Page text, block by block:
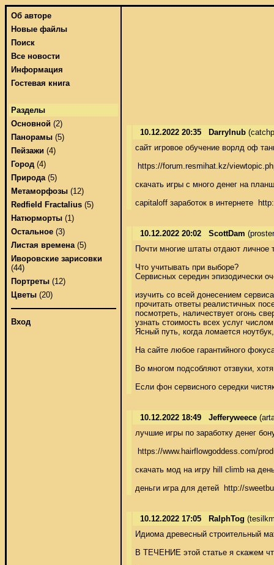
Об авторе
Новые файлы
Поиск
Все новости
Информация
Гостевая книга
Разделы
Основной (2)
Панорамы (5)
Пейзажи (4)
Город (4)
Природа(5)
Метаморфозы (12)
Redfield Fractalius (5)
Натюрморты (1)
Остальное (3)
Листая времена(5)
Иворовские зарисовки
(44)
Портреты (12)
Цветы (20)
Вход
10.12.2022 20:35 Darrylnub
сайт игровое обучение ворлд оф
https://forum.resmihat.kz/
скачать игры с много денег на
capitaloff заработок в интернете
10.12.2022 20:02 ScottDam
Почти многие штаты отдают личное
Что учитывать при выборе?
Сервисных середин эпизодически
изучить со всей донесением
прочитать ответы реалистичных
посмотреть, наличествует огонь
узнать стоимость всех услуг
Ясный путь, когда ломается
На сайте любое гарантийного
Во многом подсобляют отзвуки,
Если фон сервисного середки
10.12.2022 18:49 Jefferyweece
лучшие игры по заработку денег
https://www.hairflowgoddess.com/
скачать мод на игру hill climb на
деньги игра для детей  http://
10.12.2022 17:05 RalphTog
Идиома древесный строительный
В ТЕЧЕНИЕ этой статье я скажем